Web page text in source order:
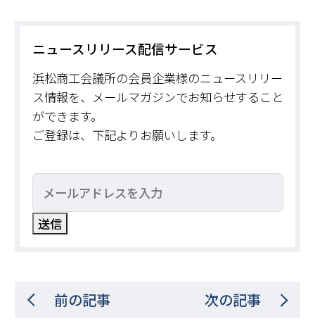
ニュースリリース配信サービス
浜松商工会議所の会員企業様のニュースリリー
ス情報を、メールマガジンでお知らせすること
ができます。
ご登録は、下記よりお願いします。
前の記事 次の記事